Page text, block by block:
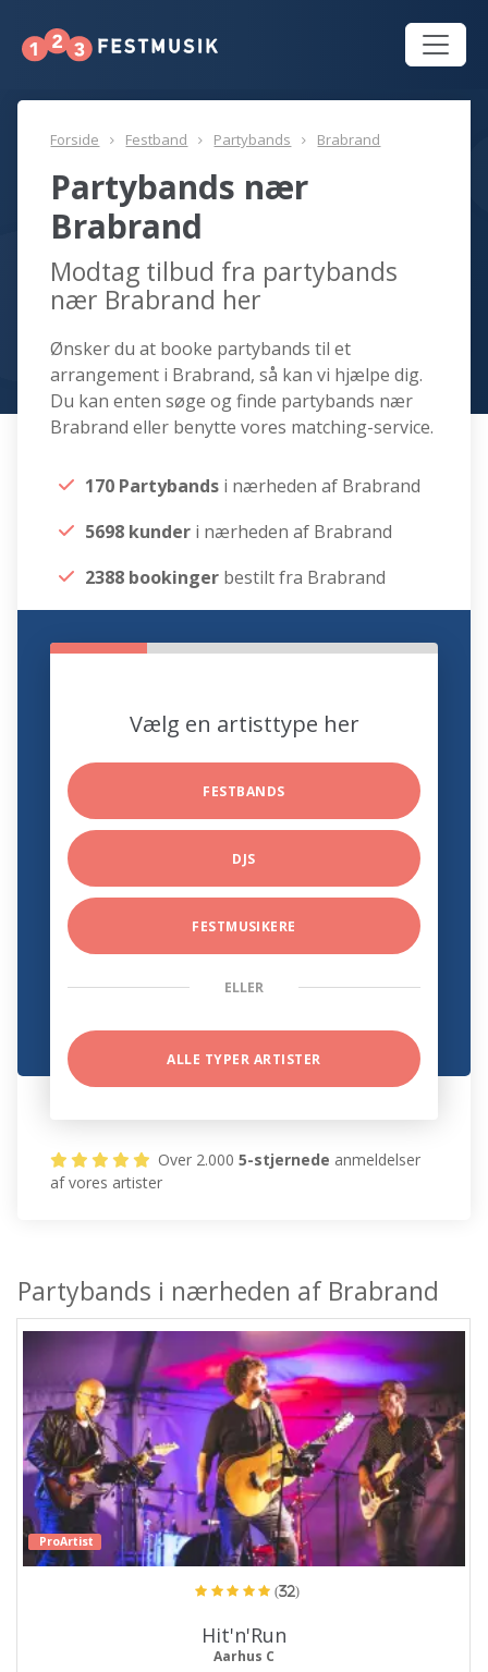
Forside Festband Partybands Brabrand
Partybands nær
Brabrand
Modtag tilbud fra partybands
nær Brabrand her
Ønsker du at booke partybands til et
arrangement i Brabrand, så kan vi hjælpe dig.
Du kan enten søge og finde partybands nær
Brabrand eller benytte vores matching-service.
170 Partybands i nærheden af Brabrand
5698 kunder i nærheden af Brabrand
2388 bookinger bestilt fra Brabrand
Vælg en artisttype her
FESTBANDS
DJS
FESTMUSIKERE
ELLER
ALLE TYPER ARTISTER
Over 2.0005-stjernede anmeldelser
af vores artister
Partybands i nærheden af Brabrand
ProArtist
(32)
Hit'n'Run
Aarhus C